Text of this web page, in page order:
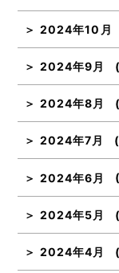
2024年10月
2024年9月
2024年8月
2024年7月
2024年6月
2024年5月
2024年4月